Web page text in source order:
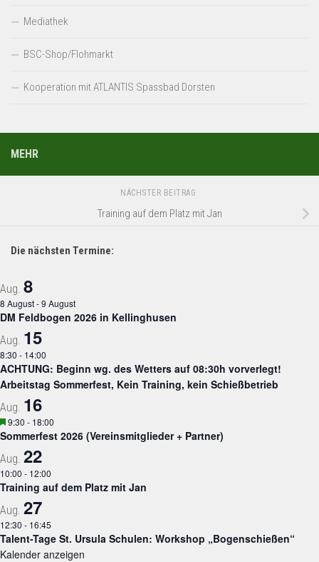
Mediathek
BSC-Shop/Flohmarkt
Kooperation mit ATLANTIS Spassbad Dorsten
MEHR
NÄCHSTER BEITRAG
Training auf dem Platz mit Jan
Die nächsten Termine:
Aug. 8
8 August-9 August
DM Feldbogen 2026 in Kellinghusen
Aug. 15
8:30 - 14:00
ACHTUNG: Beginn wg. des Wetters auf 08:30h vorverlegt!
Arbeitstag Sommerfest, Kein Training, kein Schießbetrieb
Aug. 16
Hervorgehoben
9:30 - 18:00
Sommerfest 2026 (Vereinsmitglieder + Partner)
Aug. 22
10:00 - 12:00
Training auf dem Platz mit Jan
Aug. 27
12:30 - 16:45
Talent-Tage St. Ursula Schulen: Workshop „Bogenschießen“
Kalender anzeigen